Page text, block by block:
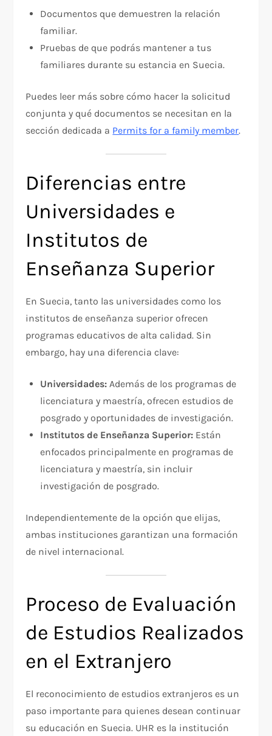
Documentos que demuestren la relación
familiar.
Pruebas de que podrás mantener a tus
familiares durante su estancia en Suecia.
Puedes leer más sobre cómo hacer la solicitud
conjunta y qué documentos se necesitan en la
sección dedicada a Permits for a family member.
Diferencias entre
Universidades e
Institutos de
Enseñanza Superior
En Suecia, tanto las universidades como los
institutos de enseñanza superior ofrecen
programas educativos de alta calidad. Sin
embargo, hay una diferencia clave:
Universidades: Además de los programas de
licenciatura y maestría, ofrecen estudios de
posgrado y oportunidades de investigación.
Institutos de Enseñanza Superior: Están
enfocados principalmente en programas de
licenciatura y maestría, sin incluir
investigación de posgrado.
Independientemente de la opción que elijas,
ambas instituciones garantizan una formación
de nivel internacional.
Proceso de Evaluación
de Estudios Realizados
en el Extranjero
El reconocimiento de estudios extranjeros es un
paso importante para quienes desean continuar
su educación en Suecia. UHR es la institución